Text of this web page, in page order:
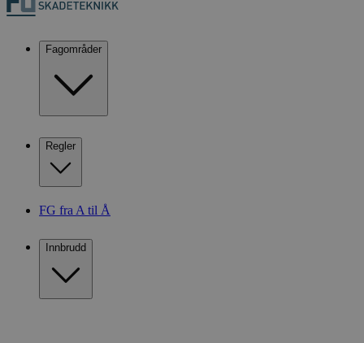
Fagområder
Regler
FG fra A til Å
Innbrudd